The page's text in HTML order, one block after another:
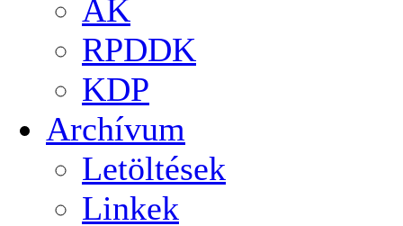
AK
RPDDK
KDP
Archívum
Letöltések
Linkek